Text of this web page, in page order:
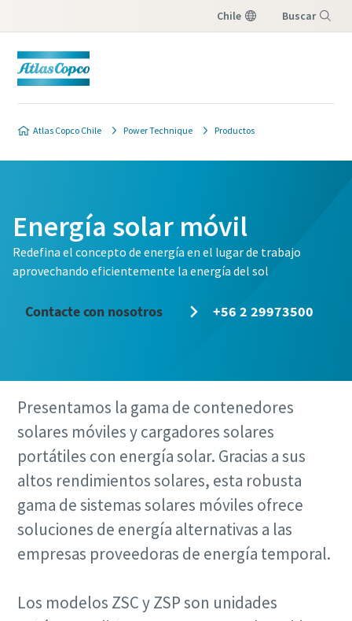
Chile Buscar
Atlas Copco Chile Power Technique Productos
Energía solar móvil
Redefina el concepto de energía en el lugar de trabajo
aprovechando eficientemente la energía del sol
Contacte con nosotros +56 2 29973500
Presentamos la gama de contenedores
solares móviles y cargadores solares
portátiles con energía solar. Gracias a sus
altos rendimientos solares, esta robusta
gama de sistemas solares móviles ofrece
soluciones de energía alternativas a las
empresas proveedoras de energía temporal.
Los modelos ZSC y ZSP son unidades